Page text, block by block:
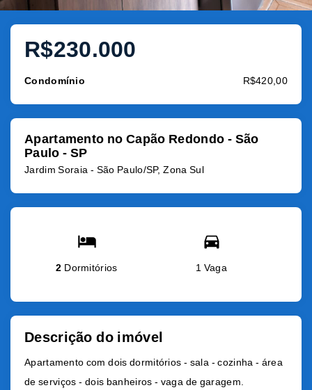
R$230.000
Condomínio R$420,00
Apartamento no Capão Redondo - São
Paulo - SP
Jardim Soraia - São Paulo/SP, Zona Sul
2 Dormitórios 1 Vaga
Descrição do imóvel
Apartamento com dois dormitórios - sala - cozinha - área
de serviços - dois banheiros - vaga de garagem.